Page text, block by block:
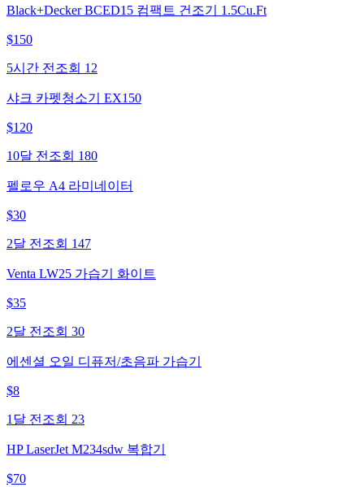
Black+Decker BCED15 컴팩트 건조기 1.5Cu.Ft
$150
5시간 전 조회 12
샤크 카펫청소기 EX150
$120
10달 전 조회 180
펠로우 A4 라미네이터
$30
2달 전 조회 147
Venta LW25 가습기 화이트
$35
2달 전 조회 30
에센셜 오일 디퓨저/초음파 가습기
$8
1달 전 조회 23
HP LaserJet M234sdw 복합기
$70